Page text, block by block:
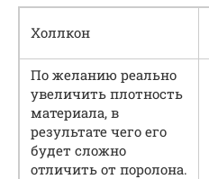
Холлкон
По желанию реально
увеличить плотность
материала, в
результате чего его
будет сложно
отличить от поролона.